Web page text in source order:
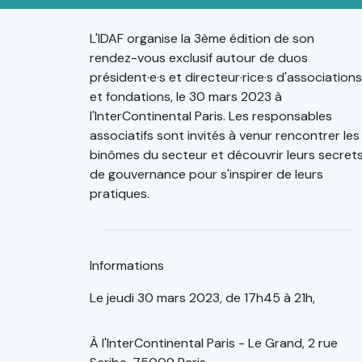
L'IDAF organise la 3ème édition de son
rendez-vous exclusif autour de duos
président·e·s et directeur·rice·s d'associations
et fondations, le 30 mars 2023 à
l'InterContinental Paris. Les responsables
associatifs sont invités à venur rencontrer les
binômes du secteur et découvrir leurs secrets
de gouvernance pour s'inspirer de leurs
pratiques.
Informations
Le jeudi 30 mars 2023, de 17h45 à 21h,
À l'InterContinental Paris - Le Grand, 2 rue